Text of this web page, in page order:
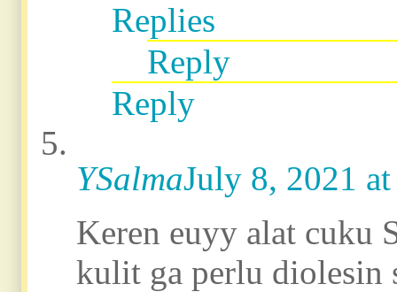
Replies
Reply
Reply
YSalmaJuly 8, 2021
Keren euyy alat cuku
kulit ga perlu diolesin